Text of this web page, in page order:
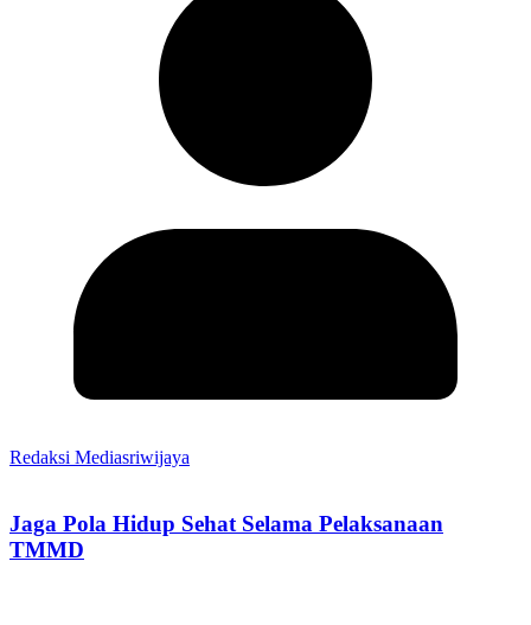
Redaksi Mediasriwijaya
Jaga Pola Hidup Sehat Selama Pelaksanaan
TMMD